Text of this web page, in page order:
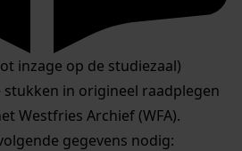
inzage op de studiezaal)
in origineel raadplegen
Westfries Archief (WFA).
gegevens nodig: